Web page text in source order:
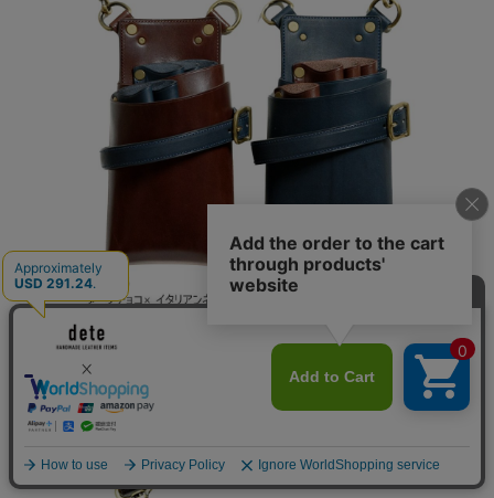
コンビネーションカラーはダッカールベルト、シザーズ
ホルダーの色を変更できます。どの部分を何色にするの
かをメールかLINEでお伝えくださいませ。